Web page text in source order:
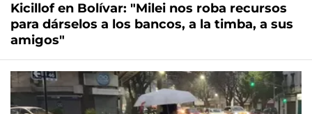
Kicillof en Bolívar: "Milei nos roba recursos
para dárselos a los bancos, a la timba, a sus
amigos"